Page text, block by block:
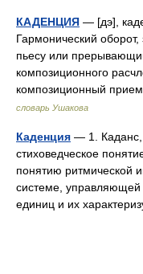
КАДЕНЦИЯ — [дэ],
Гармонический
пьесу или
композиционного
композиционный
словарь Ушакова
Каденция — 1. Каданс,
стиховедческое
понятию ритмической
системе, управляющей
единиц и их